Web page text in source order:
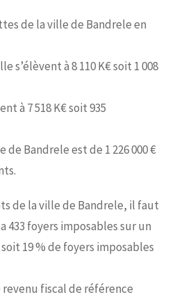
de la ville de Bandrele en
s’élèvent à 8 110 K€ soit 1 008
à 7 518 K€ soit 935
Bandrele est de 1 226 000 €
de la ville de Bandrele, il faut
433 foyers imposables sur un
19 % de foyers imposables
revenu fiscal de référence